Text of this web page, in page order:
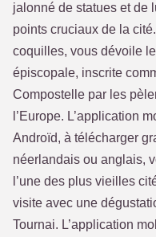
jalonné de statues et de
points cruciaux de la
coquilles, vous dévoile
épiscopale, inscrite
Compostelle par les
l’Europe. L’application
Androïd, à télécharger
néerlandais ou anglais,
l’une des plus vieilles
visite avec une
Tournai. L’application